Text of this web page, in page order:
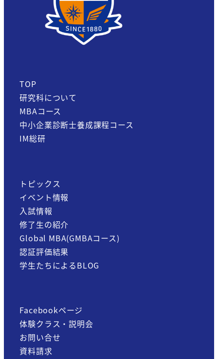
TOP
研究科について
MBAコース
中小企業診断士養成課程コース
IM総研
トピックス
イベント情報
入試情報
修了生の紹介
Global MBA(GMBAコース)
認証評価結果
学生たちによるBLOG
Facebookページ
体験クラス・説明会
お問い合せ
資料請求